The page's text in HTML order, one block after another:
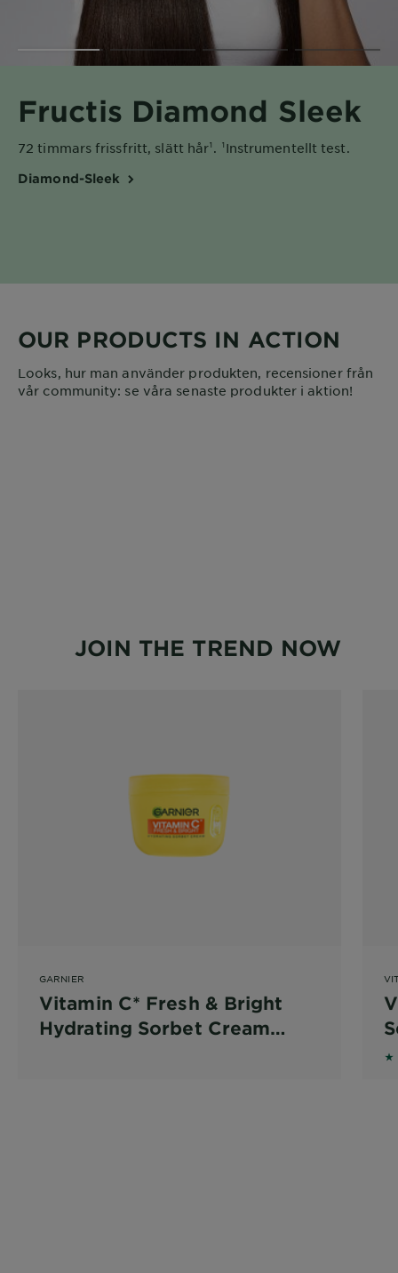
SORBET
Ultralätt, fräsch
OUR PRODUCTS IN ACTION
Looks, hur man använder produkten, recensioner från
vår community: se våra senaste produkter i aktion!
JOIN THE TREND NOW
GARNIER
Vitamin C* Fresh & Bright
Hydrating Sorbet Cream
5